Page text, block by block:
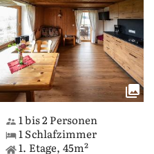
1 bis 2 Personen
1 Schlafzimmer
1. Etage, 45m²